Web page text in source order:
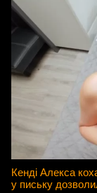
Кенді Алекса
у письку